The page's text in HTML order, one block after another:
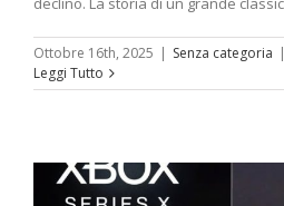
Ottobre 16th, 2025 | Senza categoria |
Leggi Tutto